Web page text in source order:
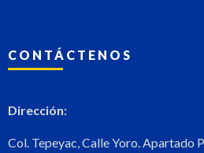
CONTÁCTENOS
Dirección:
Col. Tepeyac, Calle Yoro. Apartado